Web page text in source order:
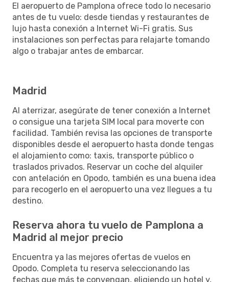
El aeropuerto de Pamplona ofrece todo lo necesario
antes de tu vuelo: desde tiendas y restaurantes de
lujo hasta conexión a Internet Wi-Fi gratis. Sus
instalaciones son perfectas para relajarte tomando
algo o trabajar antes de embarcar.
Madrid
Al aterrizar, asegúrate de tener conexión a Internet
o consigue una tarjeta SIM local para moverte con
facilidad. También revisa las opciones de transporte
disponibles desde el aeropuerto hasta donde tengas
el alojamiento como: taxis, transporte público o
traslados privados. Reservar un coche del alquiler
con antelación en Opodo, también es una buena idea
para recogerlo en el aeropuerto una vez llegues a tu
destino.
Reserva ahora tu vuelo de Pamplona a
Madrid al mejor precio
Encuentra ya las mejores ofertas de vuelos en
Opodo. Completa tu reserva seleccionando las
fechas que más te convengan, eligiendo un hotel y,